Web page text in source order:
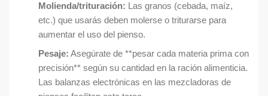
Molienda/trituración: Las granos (cebada, maíz,
etc.) que usarás deben molerse o triturarse para
aumentar el uso del pienso.
Pesaje: Asegúrate de **pesar cada materia prima con
precisión** según su cantidad en la ración alimenticia.
Las balanzas electrónicas en las mezcladoras de